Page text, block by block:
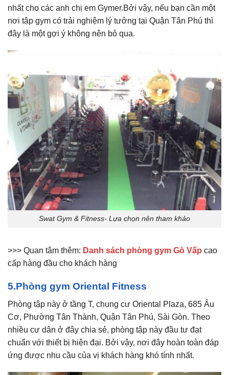
nhất cho các anh chị em Gymer.Bởi vậy, nếu bạn cần một
nơi tập gym có trải nghiệm lý tưởng tại Quận Tân Phú thì
đây là một gợi ý không nên bỏ qua.
Swat Gym & Fitness- Lựa chọn nên tham khảo
>>> Quan tâm thêm: Danh sách phòng gym Gò Vấp cao
cấp hàng đầu cho khách hàng
5.Phòng gym Oriental Fitness
Phòng tập này ở tầng T, chung cư Oriental Plaza, 685 Âu
Cơ, Phường Tân Thành, Quận Tân Phú, Sài Gòn. Theo
nhiều cư dân ở đây chia sẻ, phòng tập này đầu tư đạt
chuẩn với thiết bị hiện đại. Bởi vậy, nơi đây hoàn toàn đáp
ứng được nhu cầu của vị khách hàng khó tính nhất.